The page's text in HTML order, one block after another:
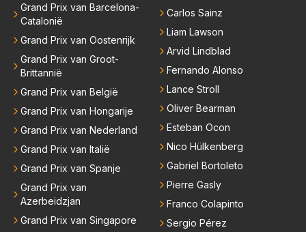
Grand Prix van Barcelona-
Catalonië
Grand Prix van Oostenrijk
Grand Prix van Groot-
Brittannië
Grand Prix van België
Grand Prix van Hongarije
Grand Prix van Nederland
Grand Prix van Italië
Grand Prix van Spanje
Grand Prix van
Azerbeidzjan
Grand Prix van Singapore
Carlos Sainz
Liam Lawson
Arvid Lindblad
Fernando Alonso
Lance Stroll
Oliver Bearman
Esteban Ocon
Nico Hülkenberg
Gabriel Bortoleto
Pierre Gasly
Franco Colapinto
Sergio Pérez